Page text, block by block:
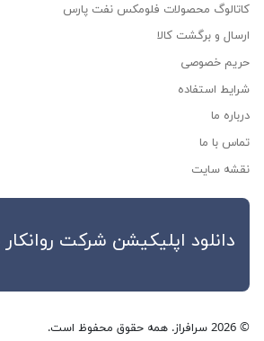
کاتالوگ محصولات فلومکس نفت پارس
ارسال و برگشت کالا
حریم خصوصی
شرایط استفاده
درباره ما
تماس با ما
نقشه سایت
دانلود اپلیکیشن شرکت
© 2026 سرافراز. همه حقوق محفوظ است.